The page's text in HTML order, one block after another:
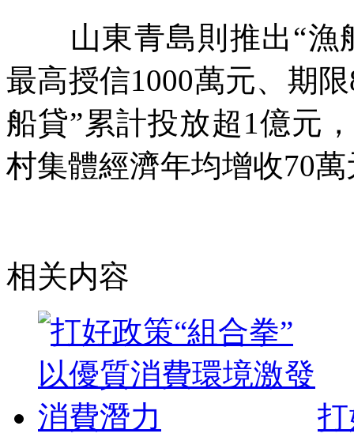
山東青島則推出“漁
最高授信1000萬元、期
船貸”累計投放超1億元
村集體經濟年均增收70
相关内容